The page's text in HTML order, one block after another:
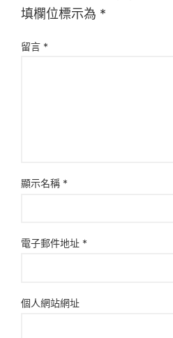
填欄位標示為 *
留言 *
顯示名稱 *
電子郵件地址 *
個人網站網址